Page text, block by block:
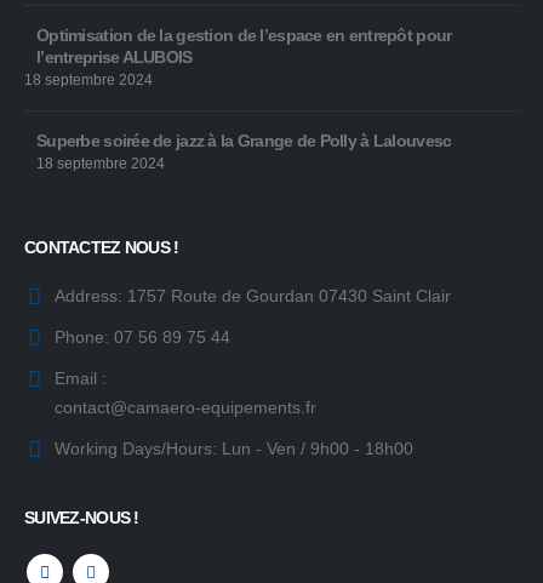
Optimisation de la gestion de l’espace en entrepôt pour
l’entreprise ALUBOIS
18 septembre 2024
Superbe soirée de jazz à la Grange de Polly à Lalouvesc
18 septembre 2024
CONTACTEZ NOUS !
Address: 1757 Route de Gourdan 07430 Saint Clair
Phone: 07 56 89 75 44
Email :
contact@camaero-equipements.fr
Working Days/Hours: Lun - Ven / 9h00 - 18h00
SUIVEZ-NOUS !